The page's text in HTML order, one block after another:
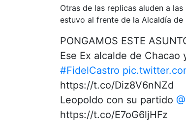
Otras de las replicas aluden a
estuvo al frente de la Alcaldía de
PONGAMOS ESTE
Ese Ex alcalde de
#FidelCastro
https://t.co/Diz8V6nNZd
Leopoldo con su partido
https://t.co/E7oG6ljHFz